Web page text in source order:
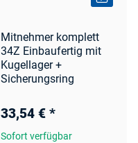
Mitnehmer komplett
34Z Einbaufertig mit
Kugellager +
Sicherungsring
33,54 € *
Sofort verfügbar